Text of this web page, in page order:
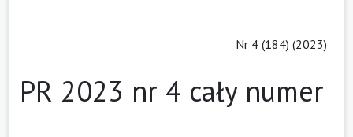
Nr 4 (184) (2023)
PR 2023 nr 4 cały numer